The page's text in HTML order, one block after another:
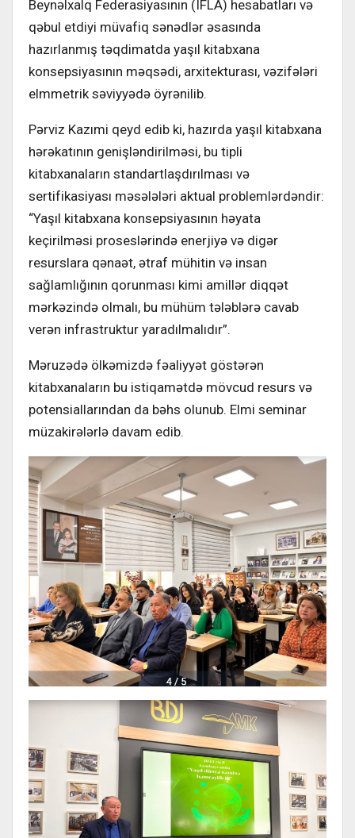
Beynəlxalq Federasiyasının (IFLA) hesabatları və
qəbul etdiyi müvafiq sənədlər əsasında
hazırlanmış təqdimatda yaşıl kitabxana
konsepsiyasının məqsədi, arxitekturası, vəzifələri
elmmetrik səviyyədə öyrənilib.
Pərviz Kazımi qeyd edib ki, hazırda yaşıl kitabxana
hərəkatının genişləndirilməsi, bu tipli
kitabxanaların standartlaşdırılması və
sertifikasiyası məsələləri aktual problemlərdəndir:
“Yaşıl kitabxana konsepsiyasının həyata
keçirilməsi proseslərində enerjiyə və digər
resurslara qənaət, ətraf mühitin və insan
sağlamlığının qorunması kimi amillər diqqət
mərkəzində olmalı, bu mühüm tələblərə cavab
verən infrastruktur yaradılmalıdır”.
Məruzədə ölkəmizdə fəaliyyət göstərən
kitabxanaların bu istiqamətdə mövcud resurs və
potensiallarından da bəhs olunub. Elmi seminar
müzakirələrlə davam edib.